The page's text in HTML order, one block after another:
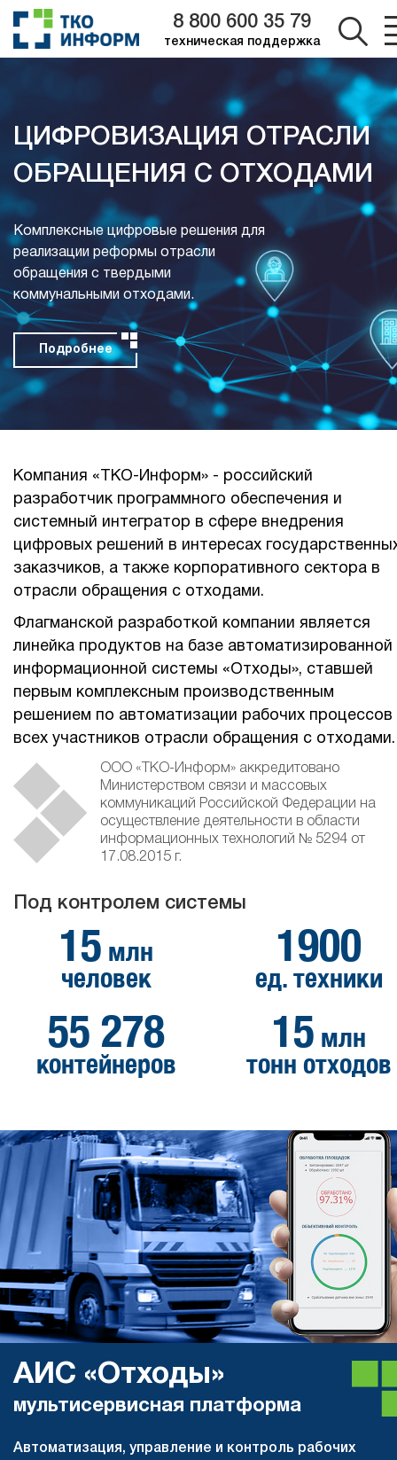
8 800 600 35 79
техническая поддержка
ЦИФРОВИЗАЦИЯ ОТРАСЛИ
ОБРАЩЕНИЯ С ОТХОДАМИ
Комплексные цифровые решения для
реализации реформы отрасли
обращения с твердыми
коммунальными отходами.
Подробнее
Компания «ТКО-Информ» - российский
разработчик программного обеспечения и
системный интегратор в сфере внедрения
цифровых решений в интересах
заказчиков, а также корпоративного сектора в
отрасли обращения с отходами.
Флагманской разработкой компании является
линейка продуктов на базе автоматизированной
информационной системы «Отходы», ставшей
первым комплексным производственным
решением по автоматизации рабочих процессов
всех участников отрасли обращения с
ООО «ТКО-Информ» аккредитовано
Министерством связи и массовых
коммуникаций Российской Федерации на
осуществление деятельности в области
информационных технологий № 5294 от
17.08.2015 г.
Под контролем системы
15 млн
человек
1900
ед. техники
55 278
контейнеров
15 млн
тонн отходов
АИС «Отходы»
мультисервисная платформа
Автоматизация, управление и контроль рабочих